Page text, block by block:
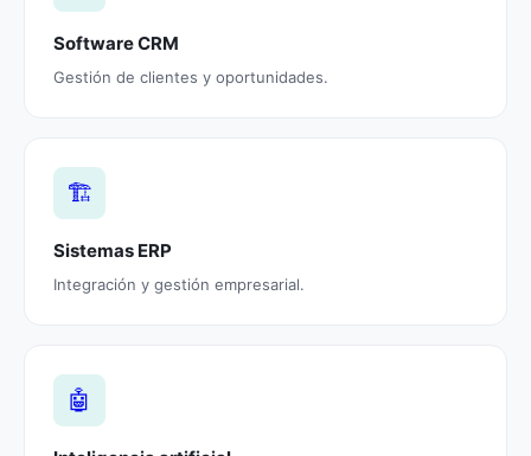
Software CRM
Gestión de clientes y oportunidades.
🏗️
Sistemas ERP
Integración y gestión empresarial.
🤖